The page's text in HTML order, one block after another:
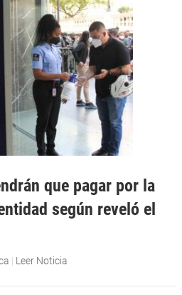
que pagar por la
según reveló el
| Leer Noticia